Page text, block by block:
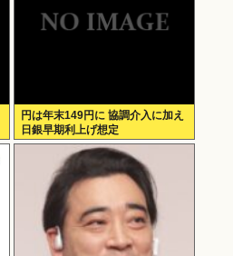
円は年末149円に 協調介入に加え
日銀早期利上げ想定